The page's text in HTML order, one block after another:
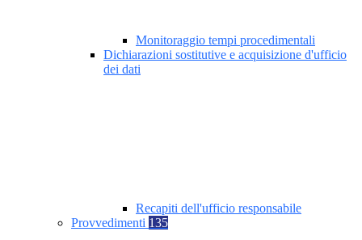
Monitoraggio tempi procedimentali
Dichiarazioni sostitutive e acquisizione d'ufficio
dei dati
Recapiti dell'ufficio responsabile
Provvedimenti 135